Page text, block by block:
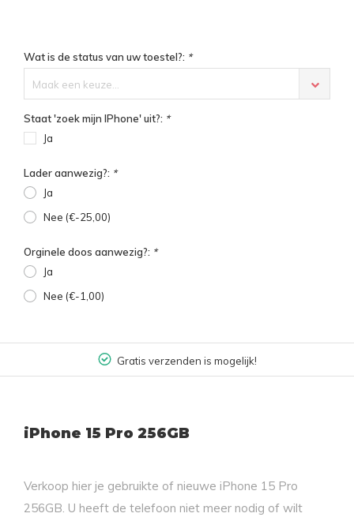
Wat is de status van uw toestel?: *
Maak een keuze...
Staat 'zoek mijn IPhone' uit?: *
Ja
Lader aanwezig?: *
Ja
Nee (€-25,00)
Orginele doos aanwezig?: *
Ja
Nee (€-1,00)
Gratis verzenden is mogelijk!
iPhone 15 Pro 256GB
Verkoop hier je gebruikte of nieuwe iPhone 15 Pro
256GB. U heeft de telefoon niet meer nodig of wilt